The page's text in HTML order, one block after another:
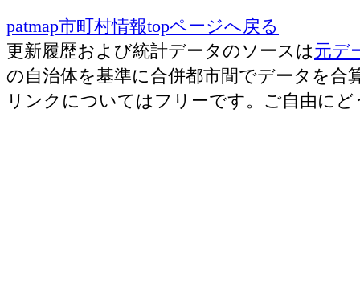
patmap市町村情報topページへ戻る
更新履歴および統計データのソースは元デ
の自治体を基準に合併都市間でデータを合
リンクについてはフリーです。ご自由にど